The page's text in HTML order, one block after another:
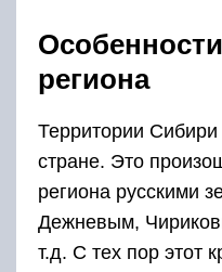
региона
Территории
стране. Это
региона русскими
Дежневым,
т.д. С тех пор этот